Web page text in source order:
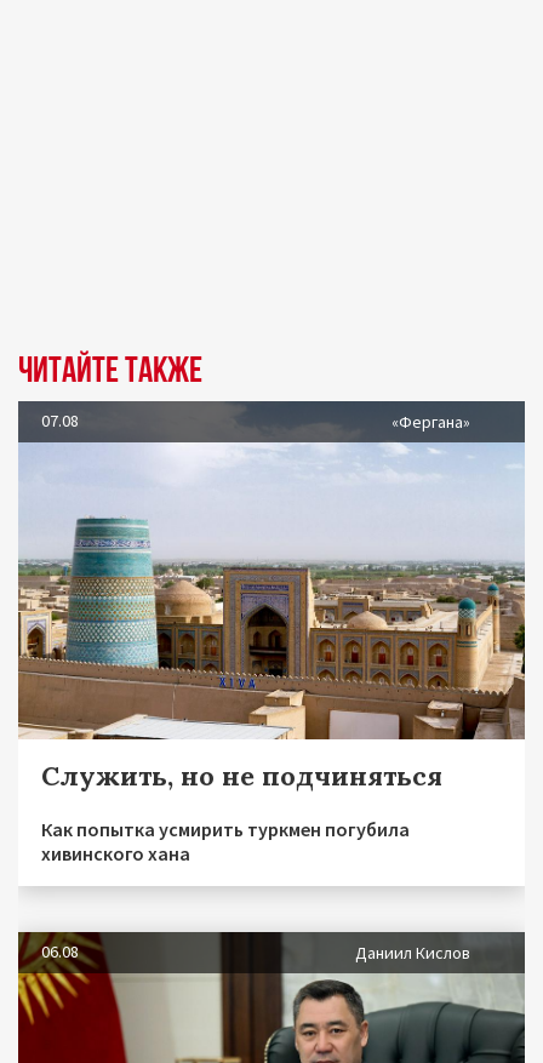
Читайте также
07.08 «Фергана»
Служить, но не подчиняться
Как попытка усмирить туркмен погубила
хивинского хана
06.08 Даниил Кислов